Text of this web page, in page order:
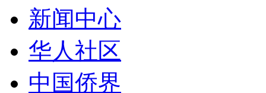
新闻中心
华人社区
中国侨界